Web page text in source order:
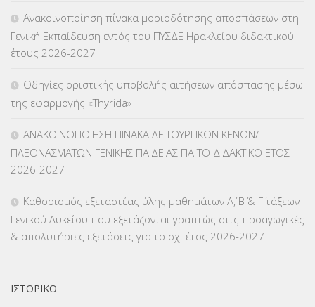
ΚΠγ – ΚΡΑΤΙΚΟ ΠΙΣΤΟΠΟΙΗΤΙΚΟ ΓΛΩΣΣΟΜΑΘΕΙΑΣ(135)
ΚΠπ- ΚΡΑΤΙΚΟ ΠΙΣΤΟΠΟΙΗΤΙΚΟ ΠΛΗΡΟΦΟΡΙΚΗΣ
ΛΟΙΠΑ(309)
ΜΕΤΑΘΕΣΕΙΣ-ΤΟΠΟΘΕΤΗΣΕΙΣ ΒΕΛΤΙΩΣΕΙΣ(319)
ΜΕΤΑΦΟΡΑ ΜΑΘΗΤΩΝ(3)
ΟΙΚΟΝΟΜΙΚΑ ΘΕΜΑΤΑ
Ανακοινοποίηση πίνακα μοριοδότησης αποσπάσεων στη
Γενική Εκπαίδευση εντός του ΠΥΣΔΕ Ηρακλείου διδακτικού
έτους 2026-2027
Οδηγίες οριστικής υποβολής αιτήσεων απόσπασης μέσω
της εφαρμογής «Thyrida»
ΑΝΑΚΟΙΝΟΠΟΙΗΣΗ ΠΙΝΑΚΑ ΛΕΙΤΟΥΡΓΙΚΩΝ ΚΕΝΩΝ/
ΠΛΕΟΝΑΣΜΑΤΩΝ ΓΕΝΙΚΗΣ ΠΑΙΔΕΙΑΣ ΓΙΑ ΤΟ ΔΙΔΑΚΤΙΚΟ ΕΤΟΣ
2026-2027
Καθορισμός εξεταστέας ύλης μαθημάτων Α΄, Β΄ & Γ΄ τάξεων
Γενικού Λυκείου που εξετάζονται γραπτώς στις προαγωγικές
& απολυτήριες εξετάσεις για το σχ. έτος 2026-2027
ΙΣΤΟΡΙΚΌ